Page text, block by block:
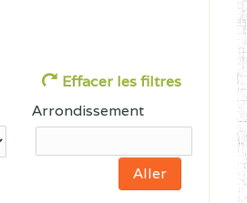
Effacer les filtres
Arrondissement